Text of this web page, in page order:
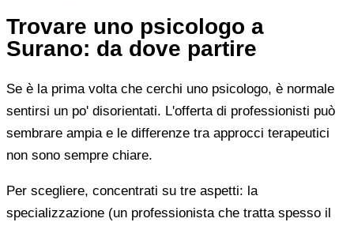
Trovare uno psicologo a
Surano: da dove partire
Se è la prima volta che cerchi uno psicologo, è normale
sentirsi un po' disorientati. L'offerta di professionisti può
sembrare ampia e le differenze tra approcci terapeutici
non sono sempre chiare.
Per scegliere, concentrati su tre aspetti: la
specializzazione (un professionista che tratta spesso il